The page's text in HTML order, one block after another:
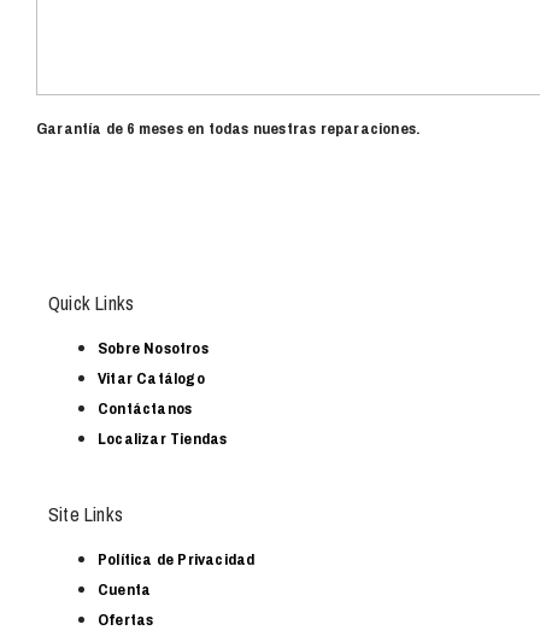
Garantía de 6 meses en todas nuestras reparaciones.
Quick Links
Sobre Nosotros
Vitar Catálogo
Contáctanos
Localizar Tiendas
Site Links
Política de Privacidad
Cuenta
Ofertas